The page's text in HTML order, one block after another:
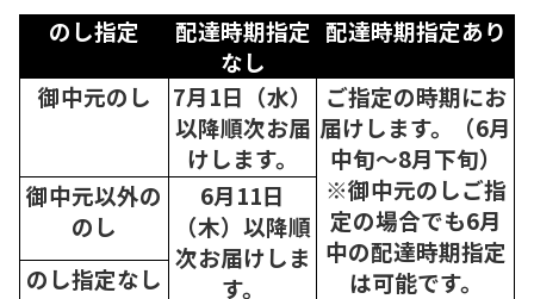
のし指定
配達時期指定
なし
配達時期指定あり
御中元のし
7月1日（水）
以降順次お届
けします。
ご指定の時期にお
届けします。（6月
中旬～8月下旬）
※御中元のしご指
定の場合でも6月
中の配達時期指定
は可能です。
御中元以外の
のし
6月11日
（木）以降順
次お届けしま
す。
のし指定なし